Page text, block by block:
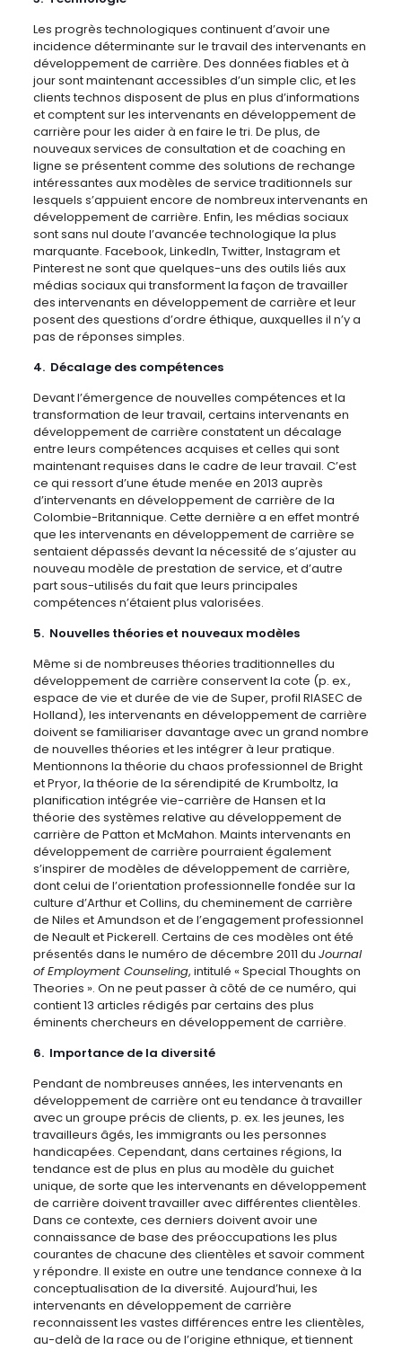
Les progrès technologiques continuent d’avoir une
incidence déterminante sur le travail des intervenants en
développement de carrière. Des données fiables et à
jour sont maintenant accessibles d’un simple clic, et les
clients technos disposent de plus en plus d’informations
et comptent sur les intervenants en développement de
carrière pour les aider à en faire le tri. De plus, de
nouveaux services de consultation et de coaching en
ligne se présentent comme des solutions de rechange
intéressantes aux modèles de service traditionnels sur
lesquels s’appuient encore de nombreux intervenants en
développement de carrière. Enfin, les médias sociaux
sont sans nul doute l’avancée technologique la plus
marquante. Facebook, LinkedIn, Twitter, Instagram et
Pinterest ne sont que quelques-uns des outils liés aux
médias sociaux qui transforment la façon de travailler
des intervenants en développement de carrière et leur
posent des questions d’ordre éthique, auxquelles il n’y a
pas de réponses simples.
4. Décalage des compétences
Devant l’émergence de nouvelles compétences et la
transformation de leur travail, certains intervenants en
développement de carrière constatent un décalage
entre leurs compétences acquises et celles qui sont
maintenant requises dans le cadre de leur travail. C’est
ce qui ressort d’une étude menée en 2013 auprès
d’intervenants en développement de carrière de la
Colombie-Britannique. Cette dernière a en effet montré
que les intervenants en développement de carrière se
sentaient dépassés devant la nécessité de s’ajuster au
nouveau modèle de prestation de service, et d’autre
part sous-utilisés du fait que leurs principales
compétences n’étaient plus valorisées.
5. Nouvelles théories et nouveaux modèles
Même si de nombreuses théories traditionnelles du
développement de carrière conservent la cote (p. ex.,
espace de vie et durée de vie de Super, profil RIASEC de
Holland), les intervenants en développement de carrière
doivent se familiariser davantage avec un grand nombre
de nouvelles théories et les intégrer à leur pratique.
Mentionnons la théorie du chaos professionnel de Bright
et Pryor, la théorie de la sérendipité de Krumboltz, la
planification intégrée vie-carrière de Hansen et la
théorie des systèmes relative au développement de
carrière de Patton et McMahon. Maints intervenants en
développement de carrière pourraient également
s’inspirer de modèles de développement de carrière,
dont celui de l’orientation professionnelle fondée sur la
culture d’Arthur et Collins, du cheminement de carrière
de Niles et Amundson et de l’engagement professionnel
de Neault et Pickerell. Certains de ces modèles ont été
présentés dans le numéro de décembre 2011 du Journal
of Employment Counseling, intitulé « Special Thoughts on
Theories ». On ne peut passer à côté de ce numéro, qui
contient 13 articles rédigés par certains des plus
éminents chercheurs en développement de carrière.
6. Importance de la diversité
Pendant de nombreuses années, les intervenants en
développement de carrière ont eu tendance à travailler
avec un groupe précis de clients, p. ex. les jeunes, les
travailleurs âgés, les immigrants ou les personnes
handicapées. Cependant, dans certaines régions, la
tendance est de plus en plus au modèle du guichet
unique, de sorte que les intervenants en développement
de carrière doivent travailler avec différentes clientèles.
Dans ce contexte, ces derniers doivent avoir une
connaissance de base des préoccupations les plus
courantes de chacune des clientèles et savoir comment
y répondre. Il existe en outre une tendance connexe à la
conceptualisation de la diversité. Aujourd’hui, les
intervenants en développement de carrière
reconnaissent les vastes différences entre les clientèles,
au-delà de la race ou de l’origine ethnique, et tiennent